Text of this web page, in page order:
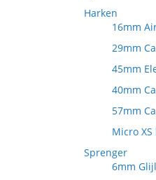
Harken
16mm
29mm
45mm
40mm
57mm
Micro
Sprenger
6mm